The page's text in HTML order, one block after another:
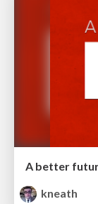
A better
kneath